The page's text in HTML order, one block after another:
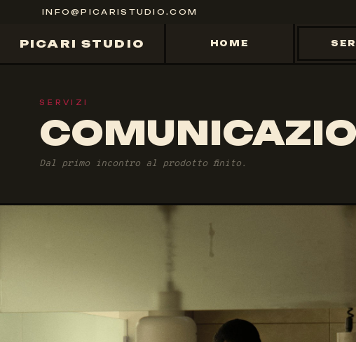
INFO@PICARISTUDIO.COM
PICARI STUDIO HOME
SERVIZI
Dal primo incontro al prodotto finito.